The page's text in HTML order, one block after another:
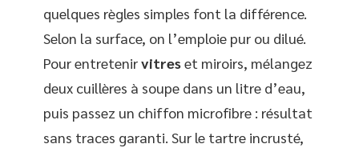
quelques règles simples font la différence.
Selon la surface, on l’emploie pur ou dilué.
Pour entretenirvitreset miroirs, mélangez
deux cuillères à soupe dans un litre d’eau,
puis passez un chiffon microfibre : résultat
sans traces garanti. Sur le tartre incrusté,